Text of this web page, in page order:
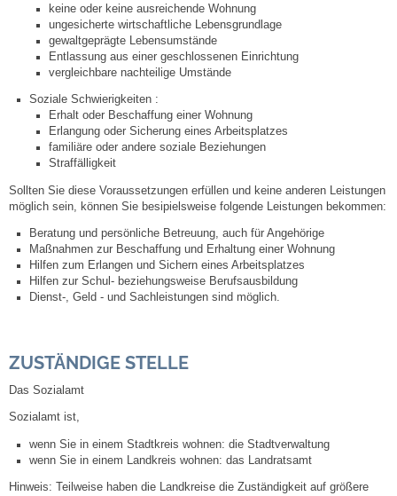
Redaktionsstatut für das Amtsblatt
Service
Notdienste
Fahrplanauskünfte
Abfall-Infos
Ortsplan
Bildergalerie
Rund um den Wein
Schlepper / Traktor
Rathaus
Aktuelles
keine oder keine ausreichende Wohnung
ungesicherte wirtschaftliche Lebensgrundlage
gewaltgeprägte Lebensumstände
Entlassung aus einer geschlossenen Einrichtung
vergleichbare nachteilige Umstände
Soziale Schwierigkeiten :
Erhalt oder Beschaffung einer Wohnung
Erlangung oder Sicherung eines Arbeitsplatzes
familiäre oder andere soziale Beziehungen
Straffälligkeit
Sollten Sie diese Voraussetzungen erfüllen und keine anderen Leistungen
möglich sein, können Sie besipielsweise folgende Leistungen bekommen:
Beratung und persönliche Betreuung, auch für Angehörige
Maßnahmen zur Beschaffung und Erhaltung einer Wohnung
Hilfen zum Erlangen und Sichern eines Arbeitsplatzes
Hilfen zur Schul- beziehungsweise Berufsausbildung
Dienst-, Geld - und Sachleistungen sind möglich.
ZUSTÄNDIGE STELLE
Das Sozialamt
Sozialamt ist,
wenn Sie in einem Stadtkreis wohnen: die Stadtverwaltung
wenn Sie in einem Landkreis wohnen: das Landratsamt
Hinweis: Teilweise haben die Landkreise die Zuständigkeit auf größere